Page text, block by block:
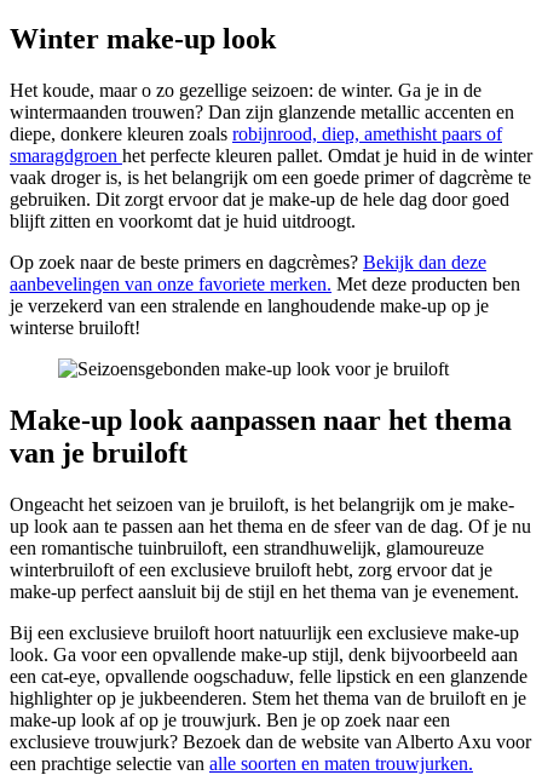
Winter make-up look
Het koude, maar o zo gezellige seizoen: de winter. Ga je in de
wintermaanden trouwen? Dan zijn glanzende metallic accenten en
diepe, donkere kleuren zoals robijnrood, diep, amethisht paars of
smaragdgroen het perfecte kleuren pallet. Omdat je huid in de winter
vaak droger is, is het belangrijk om een goede primer of dagcrème te
gebruiken. Dit zorgt ervoor dat je make-up de hele dag door goed
blijft zitten en voorkomt dat je huid uitdroogt.
Op zoek naar de beste primers en dagcrèmes? Bekijk dan deze
aanbevelingen van onze favoriete merken. Met deze producten ben
je verzekerd van een stralende en langhoudende make-up op je
winterse bruiloft!
Make-up look aanpassen naar het thema
van je bruiloft
Ongeacht het seizoen van je bruiloft, is het belangrijk om je make-
up look aan te passen aan het thema en de sfeer van de dag. Of je nu
een romantische tuinbruiloft, een strandhuwelijk, glamoureuze
winterbruiloft of een exclusieve bruiloft hebt, zorg ervoor dat je
make-up perfect aansluit bij de stijl en het thema van je evenement.
Bij een exclusieve bruiloft hoort natuurlijk een exclusieve make-up
look. Ga voor een opvallende make-up stijl, denk bijvoorbeeld aan
een cat-eye, opvallende oogschaduw, felle lipstick en een glanzende
highlighter op je jukbeenderen. Stem het thema van de bruiloft en je
make-up look af op je trouwjurk. Ben je op zoek naar een
exclusieve trouwjurk? Bezoek dan de website van Alberto Axu voor
een prachtige selectie van alle soorten en maten trouwjurken.